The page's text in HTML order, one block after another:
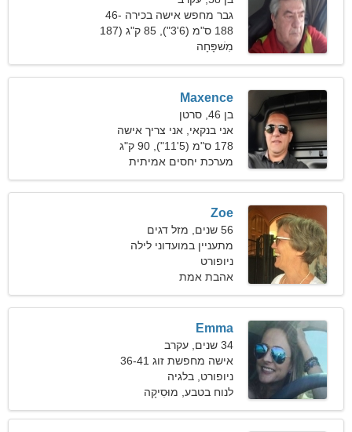
גבר מחפש אישה בכירה 46-
56
188 ס"מ (6'3"), 85 ק"ג (187
פאונד)
מִשׁפָּחָה
Maxence
בן 46, סרטן
אני בנקאי, אני צריך אישה
מגניבה
178 ס"מ (5'11"), 90 ק"ג
(198 פאונד)
מערכת יחסים אמיתית
Zoe
56 שנים, מזל דגים
מתעניין במועדוני לילה
וסרטים
ניופורט
אהבת אמת
Emma
34 שנים, עקרב
אישה מחפשת זוג 36-41
ניופורט, בלגיה
לנוח בטבע, מוּסִיקָה